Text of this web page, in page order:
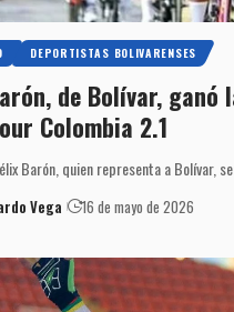
DEPORTISTAS BOLIVARENSES
de Bolívar,
Colombia 2.1
Barón, quien representa a Bolívar, se
Vega 16 de mayo de 2026